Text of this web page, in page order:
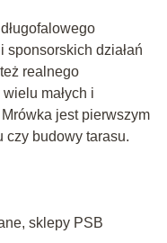
sponsorskich działań
realnego
małych i
jest pierwszym
czy budowy tarasu.
sklepy PSB